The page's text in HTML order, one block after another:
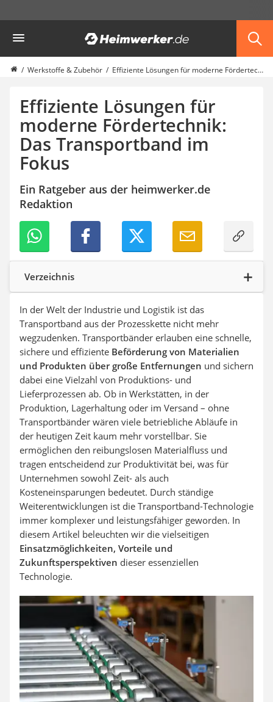
Werkzeug
Feuchtigkeitsmessgerät
Alkoholtester
Nadelentroster
Winkelschleifer-230-mm
Stechbeitel
Metalldetektor (Kinder)
Geigerzähler
Bitset
Akku-Schlagbohrschrauber
Aluleiter
Schallpegelmessgerät
pH-Messgerät
Akku-Nagler
Oberfräse
Akku-Fettpresse
WIG-Schweißgerät
Kreuzlinienlaser (grün)
Einhandhobel
Werkstoffe & Zubehör Effiziente Lösungen für moderne Fördertechnik: Das Transportband im Fokus
Effiziente Lösungen für
moderne Fördertechnik:
Das Transportband im
Fokus
Ein Ratgeber aus der heimwerker.de
Redaktion
Verzeichnis
In der Welt der Industrie und Logistik ist das
Transportband aus der Prozesskette nicht mehr
wegzudenken. Transportbänder erlauben eine schnelle,
sichere und effiziente Beförderung von Materialien
und Produkten über große Entfernungen und sichern
dabei eine Vielzahl von Produktions- und
Lieferprozessen ab. Ob in Werkstätten, in der
Produktion, Lagerhaltung oder im Versand – ohne
Transportbänder wären viele betriebliche Abläufe in
der heutigen Zeit kaum mehr vorstellbar. Sie
ermöglichen den reibungslosen Materialfluss und
tragen entscheidend zur Produktivität bei, was für
Unternehmen sowohl Zeit- als auch
Kosteneinsparungen bedeutet. Durch ständige
Weiterentwicklungen ist die Transportband-Technologie
immer komplexer und leistungsfähiger geworden. In
diesem Artikel beleuchten wir die vielseitigen
Einsatzmöglichkeiten, Vorteile und
Zukunftsperspektiven dieser essenziellen
Technologie.